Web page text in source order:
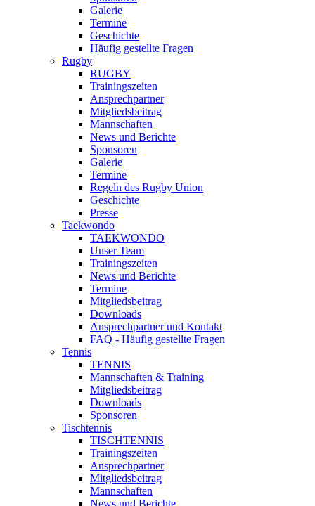
Galerie
Termine
Geschichte
Häufig gestellte Fragen
Rugby
RUGBY
Trainingszeiten
Ansprechpartner
Mitgliedsbeitrag
Mannschaften
News und Berichte
Sponsoren
Galerie
Termine
Regeln des Rugby Union
Geschichte
Presse
Taekwondo
TAEKWONDO
Unser Team
Trainingszeiten
News und Berichte
Termine
Mitgliedsbeitrag
Downloads
Ansprechpartner und Kontakt
FAQ - Häufig gestellte Fragen
Tennis
TENNIS
Mannschaften & Training
Mitgliedsbeitrag
Downloads
Sponsoren
Tischtennis
TISCHTENNIS
Trainingszeiten
Ansprechpartner
Mitgliedsbeitrag
Mannschaften
News und Berichte